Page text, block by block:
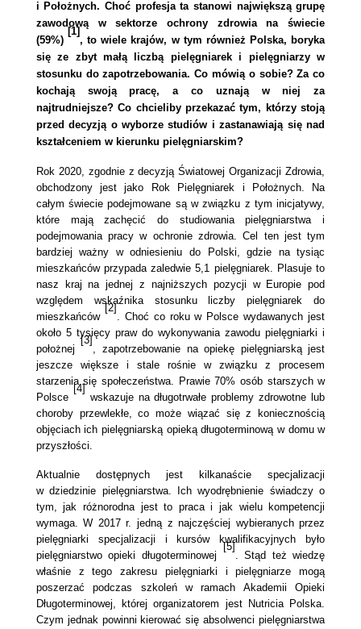
i Położnych. Choć profesja ta stanowi największą grupę
zawodową w sektorze ochrony zdrowia na świecie
(59%)
[1]
, to wiele krajów, w tym również Polska, boryka
się ze zbyt małą liczbą pielęgniarek i pielęgniarzy w
stosunku do zapotrzebowania. Co mówią o sobie? Za co
kochają swoją pracę, a co uznają w niej za
najtrudniejsze? Co chcieliby przekazać tym, którzy stoją
przed decyzją o wyborze studiów i zastanawiają się nad
kształceniem w kierunku pielęgniarskim?
Rok 2020, zgodnie z decyzją Światowej Organizacji Zdrowia,
obchodzony jest jako Rok Pielęgniarek i Położnych. Na
całym świecie podejmowane są w związku z tym inicjatywy,
które mają zachęcić do studiowania pielęgniarstwa i
podejmowania pracy w ochronie zdrowia. Cel ten jest tym
bardziej ważny w odniesieniu do Polski, gdzie na tysiąc
mieszkańców przypada zaledwie 5,1 pielęgniarek. Plasuje to
nasz kraj na jednej z najniższych pozycji w Europie pod
względem wskaźnika stosunku liczby pielęgniarek do
mieszkańców
[2]
. Choć co roku w Polsce wydawanych jest
około 5 tysięcy praw do wykonywania zawodu pielęgniarki i
położnej
[3]
, zapotrzebowanie na opiekę pielęgniarską jest
jeszcze większe i stale rośnie w związku z procesem
starzenia się społeczeństwa. Prawie 70% osób starszych w
Polsce
[4]
wskazuje na długotrwałe problemy zdrowotne lub
choroby przewlekłe, co może wiązać się z koniecznością
objęciach ich pielęgniarską opieką długoterminową w domu w
przyszłości.
Aktualnie dostępnych jest kilkanaście specjalizacji
w dziedzinie pielęgniarstwa. Ich wyodrębnienie świadczy o
tym, jak różnorodna jest to praca i jak wielu kompetencji
wymaga. W 2017 r. jedną z najczęściej wybieranych przez
pielęgniarki specjalizacji i kursów kwalifikacyjnych było
pielęgniarstwo opieki długoterminowej
[5]
. Stąd też wiedzę
właśnie z tego zakresu pielęgniarki i pielęgniarze mogą
poszerzać podczas szkoleń w ramach Akademii Opieki
Długoterminowej, której organizatorem jest Nutricia Polska.
Czym jednak powinni kierować się absolwenci pielęgniarstwa